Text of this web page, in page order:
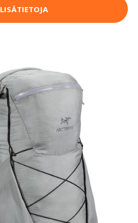
LISÄTIETOJA